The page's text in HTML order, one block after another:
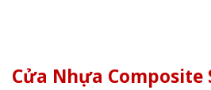
Cửa Nhựa Composite